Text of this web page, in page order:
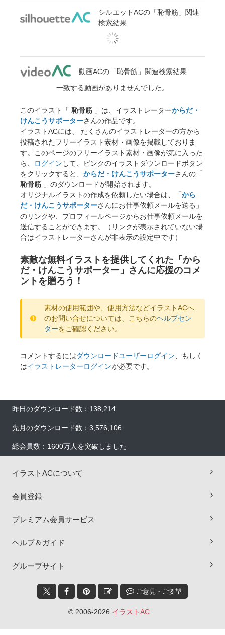
シルエットACの「恥骨筋」関連
検索結果
動画ACの「恥骨筋」関連検索結果
一致する動画がありませんでした。
このイラスト「 恥骨筋 」は、イラストレーターからだ・
けんこうサポーターさんの作品です。
イラストACには、 たくさんのイラストレーターの方から
投稿されたフリーイラスト素材・画像を掲載しておりま
す。このページのフリーイラスト素材・画像が気に入った
ら、
ログイン して、ピンクのイラストダウンロードボタン
をクリックすると、 からだ・けんこうサポーターさんの「
恥骨筋 」のダウンロードが開始されます。
オリジナルイラストの作成を依頼したい場合は、「から
だ・けんこうサポーターさんにお仕事依頼メールを送る」
のリンクや、プロフィールページからお仕事依頼メールを
送信することができます。（リンクが表示されていない場
合はイラストレーターさんが非表示の設定中です）
素敵な無料イラストを提供してくれた「から
だ・けんこうサポーター」さんに応援のコメ
ントを贈ろう！
素材の使用範囲や、使用方法などイラストACへ
のお問い合せについては、こちらのヘルプセン
ターをご確認ください。
コメントするにはダウンロードユーザーログイン 、もしく
はイラストレーターログインが必要です。
昨日のダウンロード数：138,214
先月のダウンロード数：3,576,106
総会員数：1600万人を突破しました
イラストACについて
会員登録
プレミアム会員サービス
ヘルプ＆ガイド
グループサイト
ご意見・ご要望
© 2006-2026 イラストAC